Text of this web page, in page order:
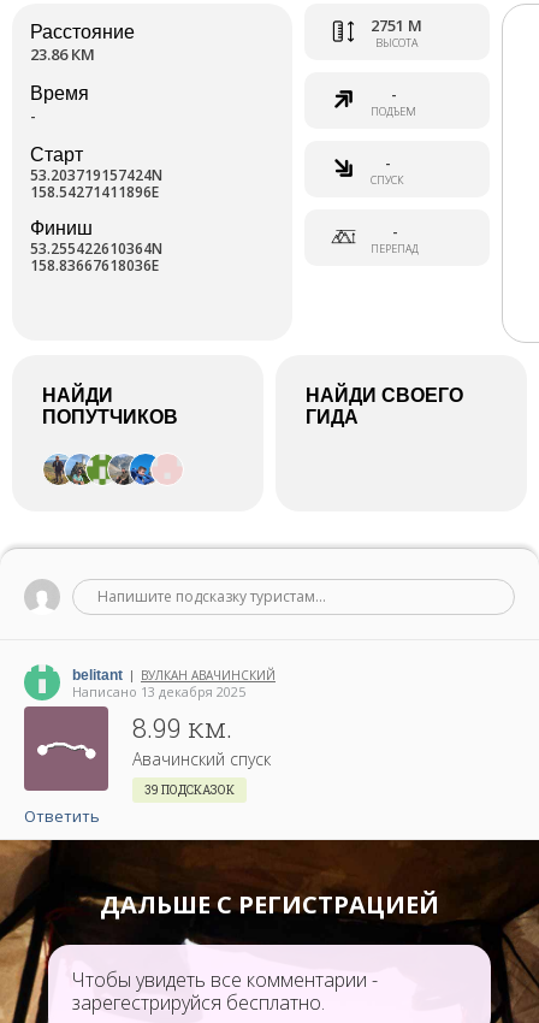
Расстояние
23.86 КМ
Время
-
Старт
53.203719157424N
158.54271411896E
Финиш
53.255422610364N
158.83667618036E
2751 М
ВЫСОТА
-
ПОДЪЕМ
-
СПУСК
-
ПЕРЕПАД
НАЙДИ
ПОПУТЧИКОВ
НАЙДИ СВОЕГО
ГИДА
Напишите подсказку туристам...
belitant | ВУЛКАН АВАЧИНСКИЙ
Написано 13 декабря 2025
8.99 км.
Авачинский спуск
39 ПОДСКАЗОК
Ответить
ДАЛЬШЕ С РЕГИСТРАЦИЕЙ
Чтобы увидеть все комментарии -
зарегестрируйся бесплатно.